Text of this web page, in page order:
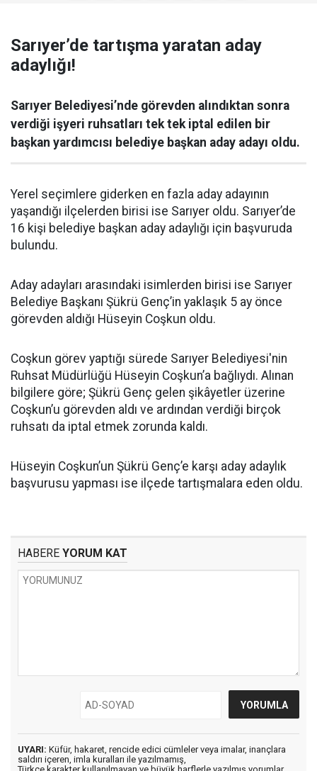
Sarıyer’de tartışma yaratan aday
adaylığı!
Sarıyer Belediyesi’nde görevden alındıktan sonra
verdiği işyeri ruhsatları tek tek iptal edilen bir
başkan yardımcısı belediye başkan aday adayı oldu.
Yerel seçimlere giderken en fazla aday adayının
yaşandığı ilçelerden birisi ise Sarıyer oldu. Sarıyer’de
16 kişi belediye başkan aday adaylığı için başvuruda
bulundu.
Aday adayları arasındaki isimlerden birisi ise Sarıyer
Belediye Başkanı Şükrü Genç’in yaklaşık 5 ay önce
görevden aldığı Hüseyin Coşkun oldu.
Coşkun görev yaptığı sürede Sarıyer Belediyesi'nin
Ruhsat Müdürlüğü Hüseyin Coşkun’a bağlıydı. Alınan
bilgilere göre; Şükrü Genç gelen şikâyetler üzerine
Coşkun’u görevden aldı ve ardından verdiği birçok
ruhsatı da iptal etmek zorunda kaldı.
Hüseyin Coşkun’un Şükrü Genç’e karşı aday adaylık
başvurusu yapması ise ilçede tartışmalara eden oldu.
HABERE YORUM KAT
UYARI: Küfür, hakaret, rencide edici cümleler veya imalar, inançlara
saldırı içeren, imla kuralları ile yazılmamış,